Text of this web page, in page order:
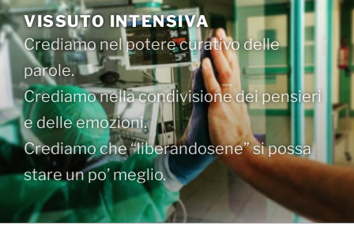
Salta
al
contenuto
VISSUTO INTENSIVA
Crediamo nel potere curativo delle
parole.
Crediamo nella condivisione dei pensieri
e delle emozioni.
Crediamo che “liberandosene” si possa
stare un po’ meglio.